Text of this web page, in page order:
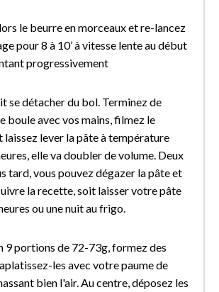
le beurre en morceaux et re-lancez
pour 8 à 10’ à vitesse lente au début
progressivement
se détacher du bol. Terminez de
boule avec vos mains, filmez le
laissez lever la pâte à température
elle va doubler de volume. Deux
tard, vous pouvez dégazer la pâte et
la recette, soit laisser votre pâte
ou une nuit au frigo.
9 portions de 72-73g, formez des
les avec votre paume de
bien l'air. Au centre, déposez les